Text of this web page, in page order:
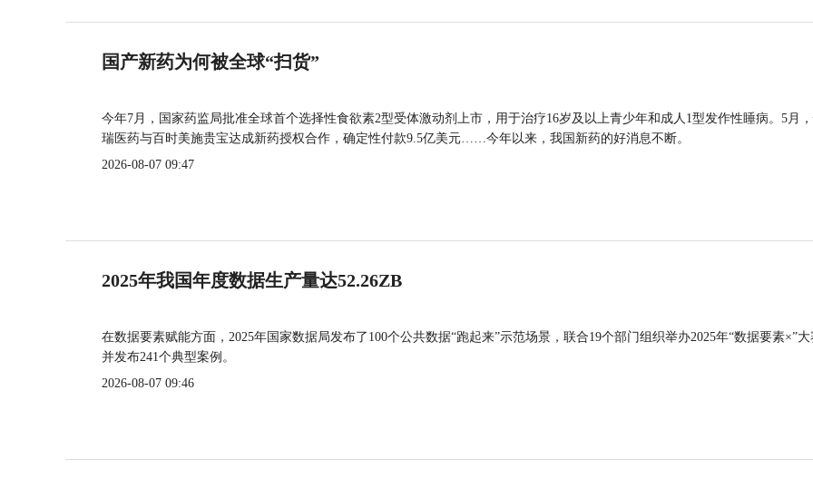
国产新药为何被全球“扫货”
今年7月，国家药监局批准全球首个选择性食欲素2型受体激动剂上市，用于治疗16岁及以上青少年和成人1型发作性睡病。5月
瑞医药与百时美施贵宝达成新药授权合作，确定性付款9.5亿美元……今年以来，我国新药的好消息不断。
2026-08-07 09:47
2025年我国年度数据生产量达52.26ZB
在数据要素赋能方面，2025年国家数据局发布了100个公共数据“跑起来”示范场景，联合19个部门组织举办2025年“数据要素×”大
并发布241个典型案例。
2026-08-07 09:46